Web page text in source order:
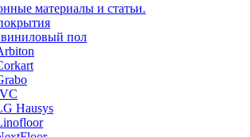
материалы и статьи.
пол
Hausys